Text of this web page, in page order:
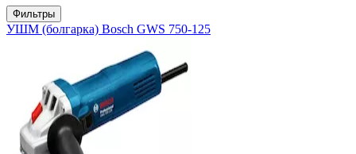
Фильтры
УШМ (болгарка) Bosch GWS 750-125